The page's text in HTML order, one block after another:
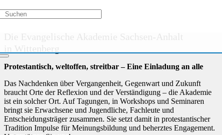
Kurs nicht verfügbar
Protestantisch, weltoffen, streitbar – Eine Einladung an alle
Das Nachdenken über Vergangenheit, Gegenwart und Zukunft
braucht Orte der Reflexion und der Verständigung – die Akademie
ist ein solcher Ort. Auf Tagungen, in Workshops und Seminaren
bringt sie Erwachsene und Jugendliche, Fachleute und
Entscheidungsträger zusammen. Sie setzt damit in protestantischer
Tradition Impulse für Meinungsbildung und beherztes Engagement.